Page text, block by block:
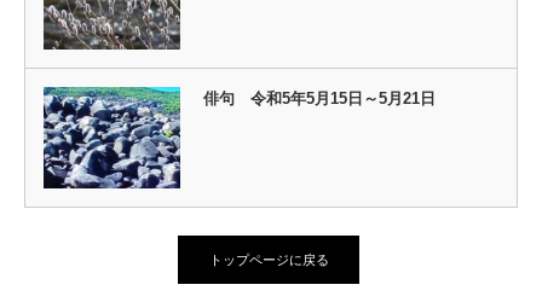
俳句 令和5年5月15日～5月21日
トップページに戻る